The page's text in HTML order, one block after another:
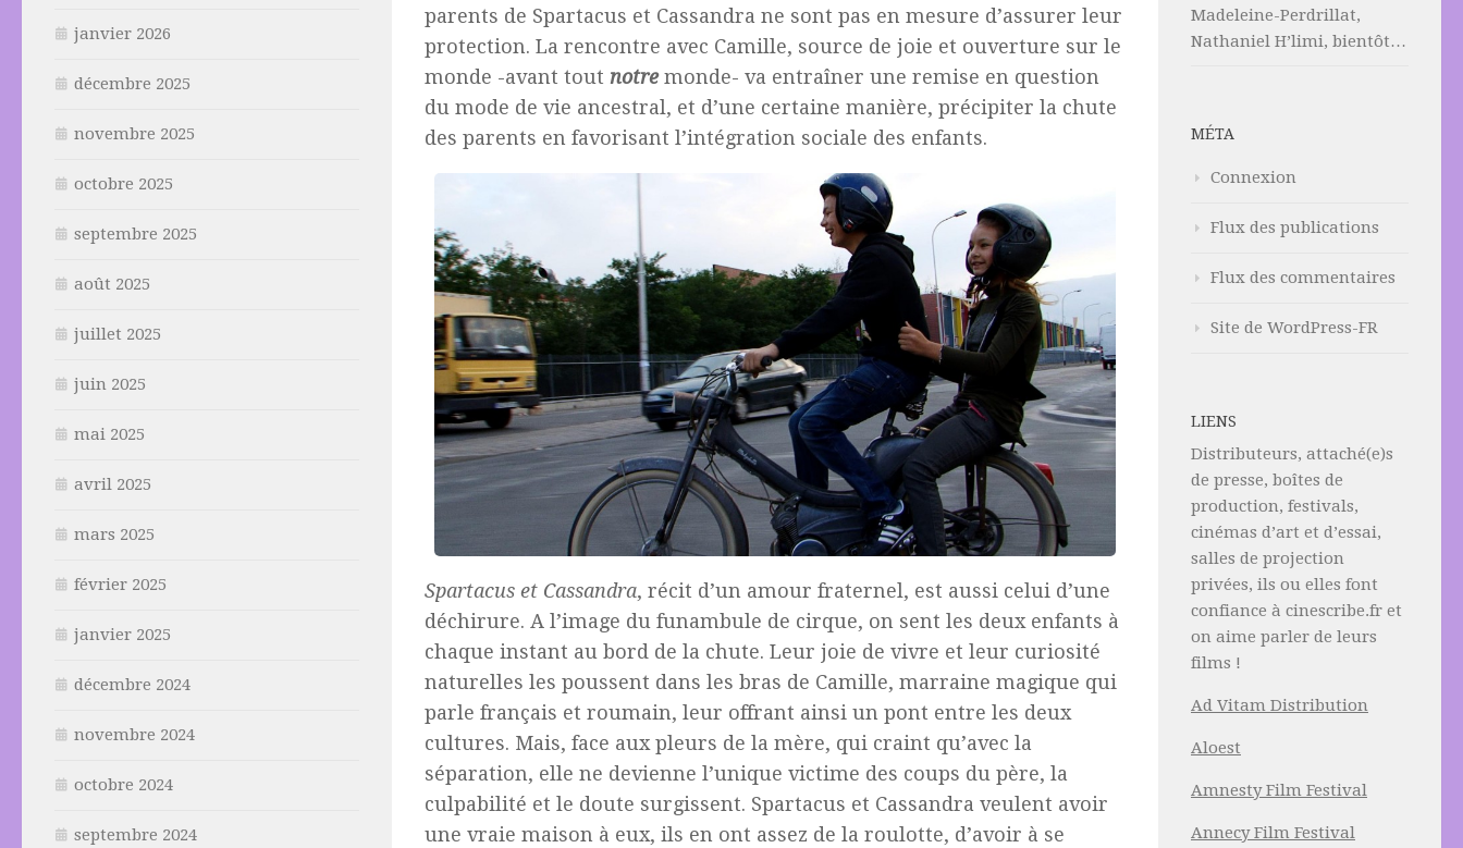
parents de Spartacus et Cassandra ne sont pas en mesure d’assurer leur
protection. La rencontre avec Camille, source de joie et ouverture sur le
monde -avant tout notre monde- va entraîner une remise en question
du mode de vie ancestral, et d’une certaine manière, précipiter la chute
des parents en favorisant l’intégration sociale des enfants.
Spartacus et Cassandra, récit d’un amour fraternel, est aussi celui d’une
déchirure. A l’image du funambule de cirque, on sent les deux enfants à
chaque instant au bord de la chute. Leur joie de vivre et leur curiosité
naturelles les poussent dans les bras de Camille, marraine magique qui
parle français et roumain, leur offrant ainsi un pont entre les deux
cultures. Mais, face aux pleurs de la mère, qui craint qu’avec la
séparation, elle ne devienne l’unique victime des coups du père, la
culpabilité et le doute surgissent. Spartacus et Cassandra veulent avoir
une vraie maison à eux, ils en ont assez de la roulotte, d’avoir à se
janvier 2026
décembre 2025
novembre 2025
octobre 2025
septembre 2025
août 2025
juillet 2025
juin 2025
mai 2025
avril 2025
mars 2025
février 2025
janvier 2025
décembre 2024
novembre 2024
octobre 2024
septembre 2024
Madeleine-Perdrillat,
Nathaniel H’limi, bientôt…
MÉTA
Connexion
Flux des publications
Flux des commentaires
Site de WordPress-FR
LIENS
Distributeurs, attaché(e)s
de presse, boîtes de
production, festivals,
cinémas d’art et d’essai,
salles de projection
privées, ils ou elles font
confiance à cinescribe.fr et
on aime parler de leurs
films !
Ad Vitam Distribution
Aloest
Amnesty Film Festival
Annecy Film Festival